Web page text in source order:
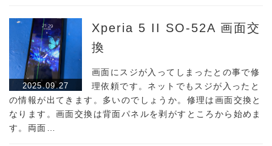
2025.09.27
Xperia 5 II SO-52A 画面交
換
画面にスジが入ってしまったとの事で修
理依頼です。ネットでもスジが入ったと
の情報が出てきます。多いのでしょうか。修理は画面交換と
なります。画面交換は背面パネルを剥がすところから始めま
す。両面…